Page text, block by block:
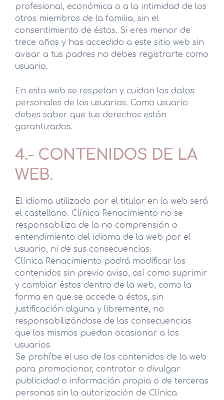
profesional, económica o a la intimidad de los
otros miembros de la familia, sin el
consentimiento de éstos. Si eres menor de
trece años y has accedido a este sitio web sin
avisar a tus padres no debes registrarte como
usuario.
En esta web se respetan y cuidan los datos
personales de los usuarios. Como usuario
debes saber que tus derechos están
garantizados.
4.- CONTENIDOS DE LA
WEB.
El idioma utilizado por el titular en la web será
el castellano. Clínica Renacimiento no se
responsabiliza de la no comprensión o
entendimiento del idioma de la web por el
usuario, ni de sus consecuencias.
Clínica Renacimiento podrá modificar los
contenidos sin previo aviso, así como suprimir
y cambiar éstos dentro de la web, como la
forma en que se accede a éstos, sin
justificación alguna y libremente, no
responsabilizándose de las consecuencias
que los mismos puedan ocasionar a los
usuarios.
Se prohíbe el uso de los contenidos de la web
para promocionar, contratar o divulgar
publicidad o información propia o de terceras
personas sin la autorización de Clínica